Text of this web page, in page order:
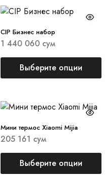
CIP Бизнес набор
1 440 060 сум
Выберите опции
Мини термос Xiaomi Mijia
205 161 сум
Выберите опции